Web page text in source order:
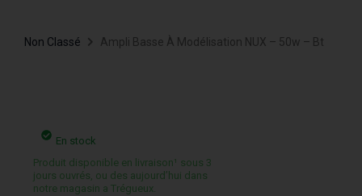
Non Classé Ampli Basse À Modélisation NUX – 50w – Bt
En stock
Produit disponible en livraison¹ sous 3
jours ouvrés, ou des aujourd’hui dans
notre magasin a Trégueux.